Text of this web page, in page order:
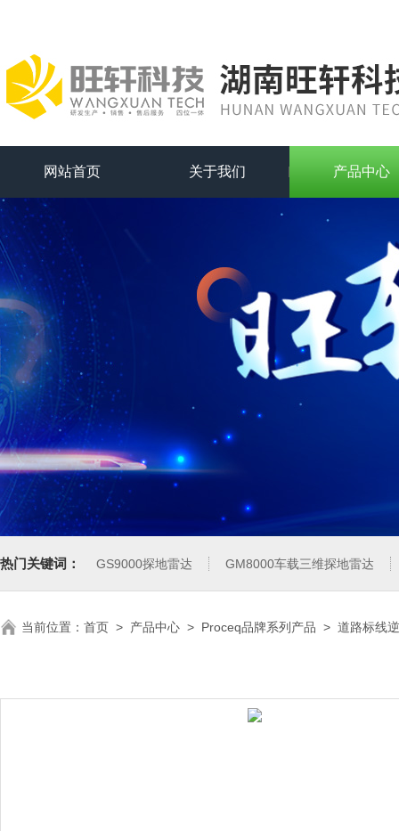
网站首页 关于我们 产品中心
热门关键词： GS9000探地雷达 GM8000车载三维探地雷达
当前位置： 首页 > 产品中心 > Proceq品牌系列产品 > 道路标线